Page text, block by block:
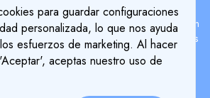
para guardar configuraciones
personalizada, lo que nos ayuda
esfuerzos de marketing. Al hacer
aceptas nuestro uso de
Inicio
Búsqueda por composición
Búsqueda de componentes
Blog
Precios